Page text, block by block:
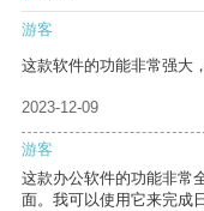
游客
这款软件的功能非常强大
2023-12-09
游客
这款办公软件的功能非常
面。我可以使用它来完成